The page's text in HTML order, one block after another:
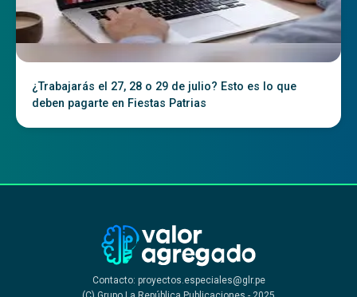
¿Trabajarás el 27, 28 o 29 de julio? Esto es lo que
deben pagarte en Fiestas Patrias
Contacto: proyectos.especiales@glr.pe